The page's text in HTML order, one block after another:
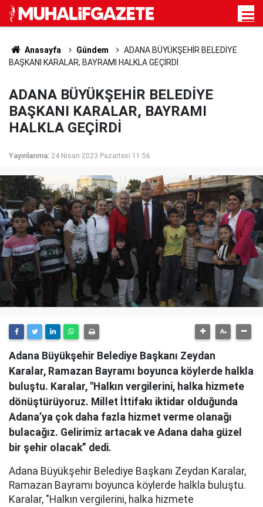
Anasayfa Gündem
ADANA BÜYÜKŞEHİR BELEDİYE
BAŞKANI KARALAR, BAYRAMI HALKLA GEÇİRDİ
ADANA BÜYÜKŞEHİR BELEDİYE
BAŞKANI KARALAR, BAYRAMI
HALKLA GEÇİRDİ
Yayınlanma: 24 Nisan 2023 Pazartesi 11:56
Adana Büyükşehir Belediye Başkanı Zeydan
Karalar, Ramazan Bayramı boyunca köylerde halkla
buluştu. Karalar, "Halkın vergilerini, halka hizmete
dönüştürüyoruz. Millet İttifakı iktidar olduğunda
Adana’ya çok daha fazla hizmet verme olanağı
bulacağız. Gelirimiz artacak ve Adana daha güzel
bir şehir olacak” dedi.
Adana Büyükşehir Belediye Başkanı Zeydan Karalar,
Ramazan Bayramı boyunca köylerde halkla buluştu.
Karalar, "Halkın vergilerini, halka hizmete